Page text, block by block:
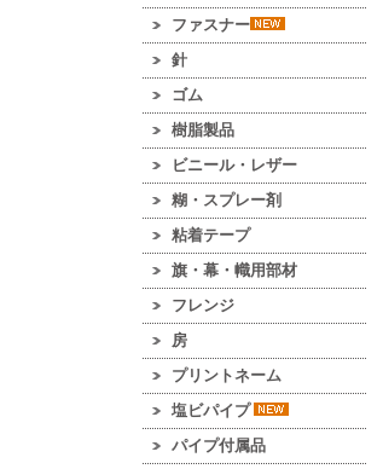
ファスナー
針
ゴム
樹脂製品
ビニール・レザー
糊・スプレー剤
粘着テープ
旗・幕・幟用部材
フレンジ
房
プリントネーム
塩ビパイプ
パイプ付属品